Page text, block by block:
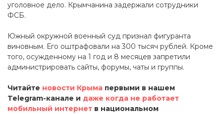
уголовное дело. Крымчанина задержали сотрудники
ФСБ.
Южный окружной военный суд признал фигуранта
виновным. Его оштрафовали на 300 тысяч рублей. Кроме
того, осужденному на 1 год и 8 месяцев запретили
администрировать сайты, форумы, чаты и группы.
Читайте новости Крыма первыми в нашем
Telegram-канале и даже когда не работает
мобильный интернет в национальном